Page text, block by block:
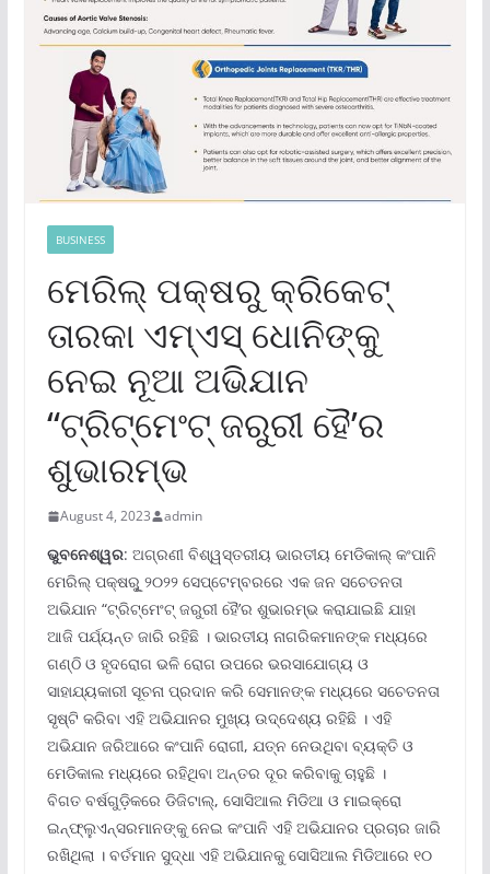
BUSINESS
ମେରିଲ୍ ପକ୍ଷରୁ କ୍ରିକେଟ୍
ତାରକା ଏମ୍‌ଏସ୍ ଧୋନିଙ୍କୁ
ନେଇ ନୂଆ ଅଭିଯାନ
“ଟ୍ରିଟ୍‌ମେଂଟ୍ ଜରୁରୀ ହୈ’ର
ଶୁଭାରମ୍ଭ
August 4, 2023 admin
ଭୁବନେଶ୍ୱର: ଅଗ୍ରଣୀ ବିଶ୍ୱସ୍ତରୀୟ ଭାରତୀୟ ମେଡିକାଲ୍ କଂପାନି
ମେରିଲ୍ ପକ୍ଷରୁୂ ୨୦୨୨ ସେପ୍ଟେମ୍ବରରେ ଏକ ଜନ ସଚେତନତା
ଅଭିଯାନ “ଟ୍ରିଟ୍‌ମେଂଟ୍ ଜରୁରୀ ହୈ’ର ଶୁଭାରମ୍ଭ କରାଯାଇଛି ଯାହା
ଆଜି ପର୍ଯ୍ୟନ୍ତ ଜାରି ରହିଛି । ଭାରତୀୟ ନାଗରିକମାନଙ୍କ ମଧ୍ୟରେ
ଗଣ୍ଠି ଓ ହୃଦରୋଗ ଭଳି ରୋଗ ଉପରେ ଭରସାଯୋଗ୍ୟ ଓ
ସାହାଯ୍ୟକାରୀ ସୂଚନା ପ୍ରଦାନ କରି ସେମାନଙ୍କ ମଧ୍ୟରେ ସଚେତନତା
ସୃଷ୍ଟି କରିବା ଏହି ଅଭିଯାନର ମୁଖ୍ୟ ଉଦ୍ଦେଶ୍ୟ ରହିଛି । ଏହି
ଅଭିଯାନ ଜରିଆରେ କଂପାନି ରୋଗୀ, ଯତ୍ନ ନେଉଥିବା ବ୍ୟକ୍ତି ଓ
ମେଡିକାଲ ମଧ୍ୟରେ ରହିଥିବା ଅନ୍ତର ଦୂର କରିବାକୁ ଚାହୁଛି ।
ବିଗତ ବର୍ଷଗୁଡ଼ିକରେ ଡିଜିଟାଲ୍‌, ସୋସିଆଲ ମିଡିଆ ଓ ମାଇକ୍ରୋ
ଇନ୍‌ଫ୍ଲୁଏନ୍‌ସରମାନଙ୍କୁ ନେଇ କଂପାନି ଏହି ଅଭିଯାନର ପ୍ରଚାର ଜାରି
ରଖିଥିଲା । ବର୍ତମାନ ସୁଦ୍ଧା ଏହି ଅଭିଯାନକୁ ସୋସିଆଲ ମିଡିଆରେ ୧୦